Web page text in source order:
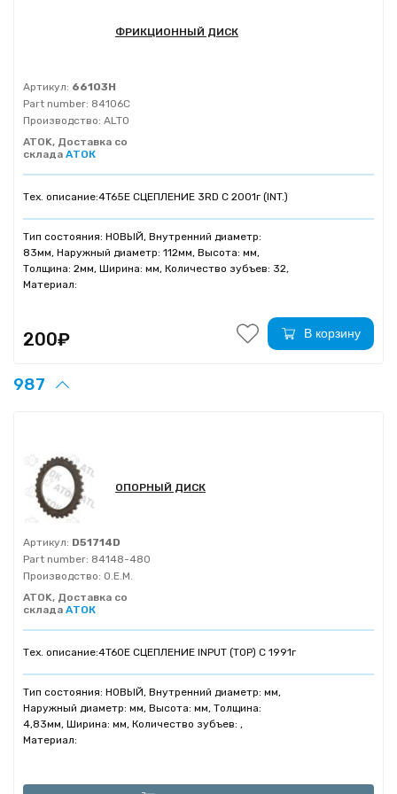
ФРИКЦИОННЫЙ ДИСК
Артикул: 66103H
Part number: 84106C
Производство: ALTO
ATOK, Доставка со
склада АТОК
Тех. описание:4T65E СЦЕПЛЕНИЕ 3RD C 2001г (INT.)
Тип состояния: НОВЫЙ, Внутренний диаметр:
83мм, Наружный диаметр: 112мм, Высота: мм,
Толщина: 2мм, Ширина: мм, Количество зубъев: 32,
Материал:
200₽ В корзину
987
ОПОРНЫЙ ДИСК
Артикул: D51714D
Part number: 84148-480
Производство: O.E.M.
ATOK, Доставка со
склада АТОК
Тех. описание:4T60E СЦЕПЛЕНИЕ INPUT (TOP) C 1991г
Тип состояния: НОВЫЙ, Внутренний диаметр: мм,
Наружный диаметр: мм, Высота: мм, Толщина:
4,83мм, Ширина: мм, Количество зубъев: ,
Материал: